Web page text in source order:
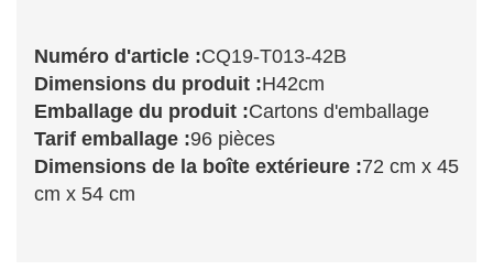
Numéro d'article :CQ19-T013-42B
Dimensions du produit :H42cm
Emballage du produit :Cartons d'emballage
Tarif emballage :96 pièces
Dimensions de la boîte extérieure :72 cm x 45
cm x 54 cm